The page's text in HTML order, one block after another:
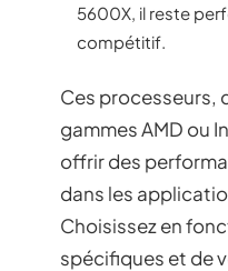
5600X, il reste
compétitif.
Ces processeurs,
gammes AMD ou
offrir des
dans les
Choisissez en
spécifiques et de